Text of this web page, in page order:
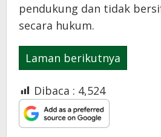
pendukung dan tidak
secara hukum.
Laman berikutnya
Dibaca : 4,524